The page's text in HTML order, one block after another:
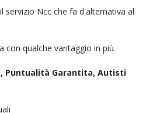
servizio Ncc che fa d'alternativa al
con qualche vantaggio in più.
Puntualità Garantita, Autisti